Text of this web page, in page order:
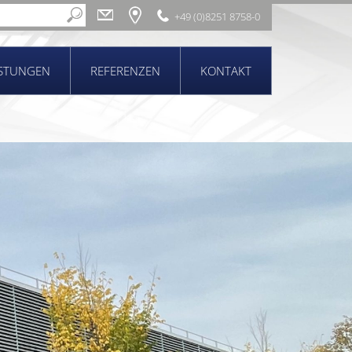
+49 (0)8251 8758-0
REFERENZEN KONTAKT